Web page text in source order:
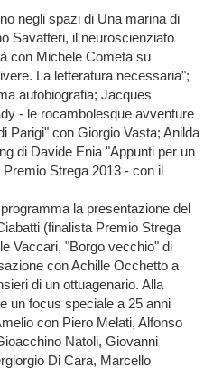
negli spazi di Una marina di
Savatteri, il neuroscienziato
con Michele Cometa su
La letteratura necessaria";
autobiografia; Jacques
- le rocambolesque avventure
Parigi" con Giorgio Vasta; Anilda
di Davide Enia "Appunti per un
Strega 2013 - con il
la presentazione del
(finalista Premio Strega
Vaccari, "Borgo vecchio" di
con Achille Occhetto a
di un ottuagenario. Alla
un focus speciale a 25 anni
con Piero Melati, Alfonso
Natoli, Giovanni
Di Cara, Marcello